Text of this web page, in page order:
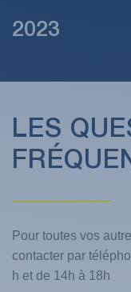
2023
LES
Pour toutes vos
contacter par
h et de 14h à 18h